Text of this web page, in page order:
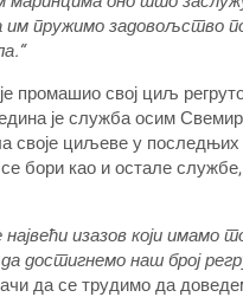
им пружимо задовољство
промашио свој циљ
је служба осим
своје циљеве у последњих
бори као и остале службе,
највећи изазов који имамо
достигнемо наш број
да се трудимо да